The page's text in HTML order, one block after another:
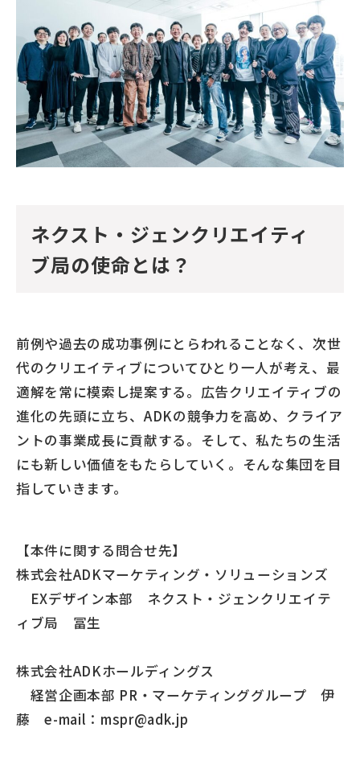
ネクスト・ジェンクリエイティ
ブ局の使命とは？
前例や過去の成功事例にとらわれることなく、次世
代のクリエイティブについてひとり一人が考え、最
適解を常に模索し提案する。広告クリエイティブの
進化の先頭に立ち、ADKの競争力を高め、クライア
ントの事業成長に貢献する。そして、私たちの生活
にも新しい価値をもたらしていく。そんな集団を目
指していきます。
【本件に関する問合せ先】
株式会社ADKマーケティング・ソリューションズ
EXデザイン本部 ネクスト・ジェンクリエイテ
ィブ局 冨生
株式会社ADKホールディングス
経営企画本部 PR・マーケティンググループ 伊
藤 e-mail：mspr@adk.jp